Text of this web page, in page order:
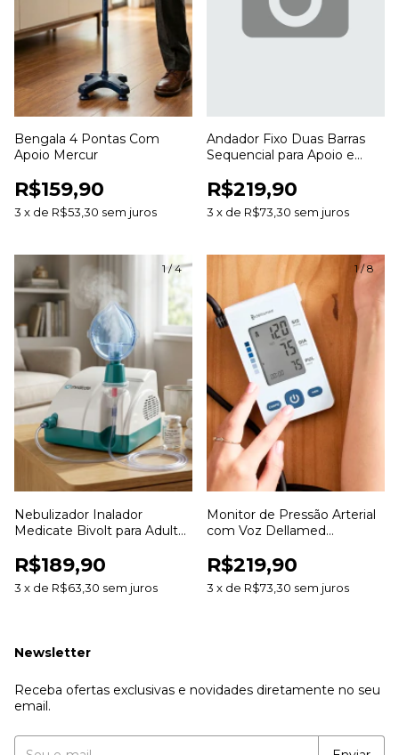
Bengala 4 Pontas Com
Apoio Mercur
R$159,90
3 x de R$53,30 sem juros
Andador Fixo Duas Barras
Sequencial para Apoio e
R$219,90
3 x de R$73,30 sem juros
1/4
Nebulizador Inalador
Medicate Bivolt para Adulto
R$189,90
3 x de R$63,30 sem juros
1/8
Monitor de Pressão Arterial
com Voz Dellamed
R$219,90
3 x de R$73,30 sem juros
Newsletter
Receba ofertas exclusivas e novidades diretamente no seu
email.